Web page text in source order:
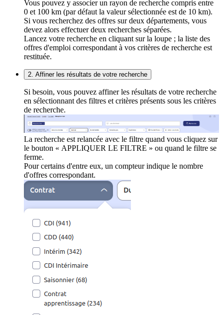
Vous pouvez y associer un rayon de recherche compris entre
0 et 100 km (par défaut la valeur sélectionnée est de 10 km).
Si vous recherchez des offres sur deux départements, vous
devez alors effectuer deux recherches séparées.
Lancez votre recherche en cliquant sur la loupe ; la liste des
offres d'emploi correspondant à vos critères de recherche est
restituée.
2. Affiner les résultats de votre recherche
Si besoin, vous pouvez affiner les résultats de votre recherche
en sélectionnant des filtres et critères présents sous les critères
de recherche.
La recherche est relancée avec le filtre quand vous cliquez sur
le bouton « APPLIQUER LE FILTRE » ou quand le filtre se
ferme.
Pour certains d'entre eux, un compteur indique le nombre
d'offres correspondant.